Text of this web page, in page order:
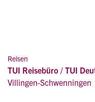
Reisen
TUI Reisebüro / TUI
Villingen-Schwenningen